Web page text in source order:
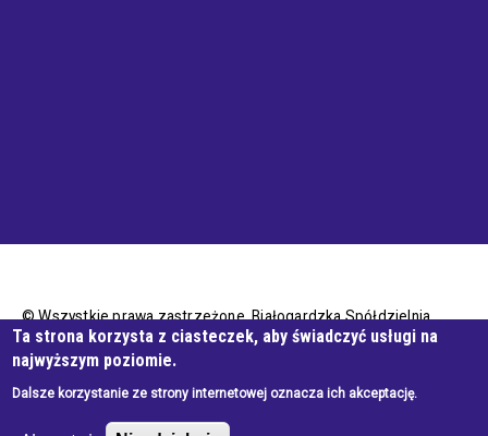
© Wszystkie prawa zastrzeżone, Białogardzka Spółdzielnia
Mieszkaniowa
Ta strona korzysta z ciasteczek, aby świadczyć usługi na
najwyższym poziomie.
Dalsze korzystanie ze strony internetowej oznacza ich akceptację.